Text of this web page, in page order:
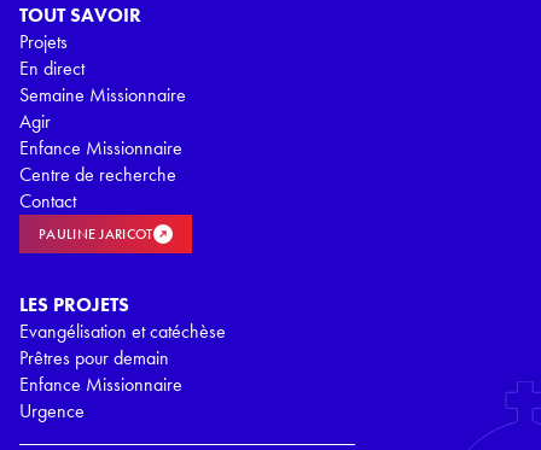
TOUT SAVOIR
Projets
En direct
Semaine Missionnaire
Agir
Enfance Missionnaire
Centre de recherche
Contact
PAULINE JARICOT
LES PROJETS
Evangélisation et catéchèse
Prêtres pour demain
Enfance Missionnaire
Urgence